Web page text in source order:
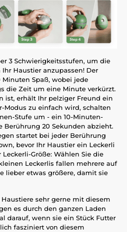
3 Schwierigkeitsstufen, um die
Haustier anzupassen! Der
Spaß, wobei jede
die Zeit um eine Minute verkürzt.
ist, erhält Ihr pelziger Freund ein
Modus zu einfach wird, schalten
Stufe um - ein 10-Minuten-
Berührung 20 Sekunden abzieht.
startet bei jeder Berührung
bevor Ihr Haustier ein Leckerli
Größe: Wählen Sie die
Leckerlis fallen mehrere auf
lieber etwas größere, damit sie
sehr gerne mit diesem
es durch den ganzen Laden
darauf, wenn sie ein Stück Futter
fasziniert von diesem